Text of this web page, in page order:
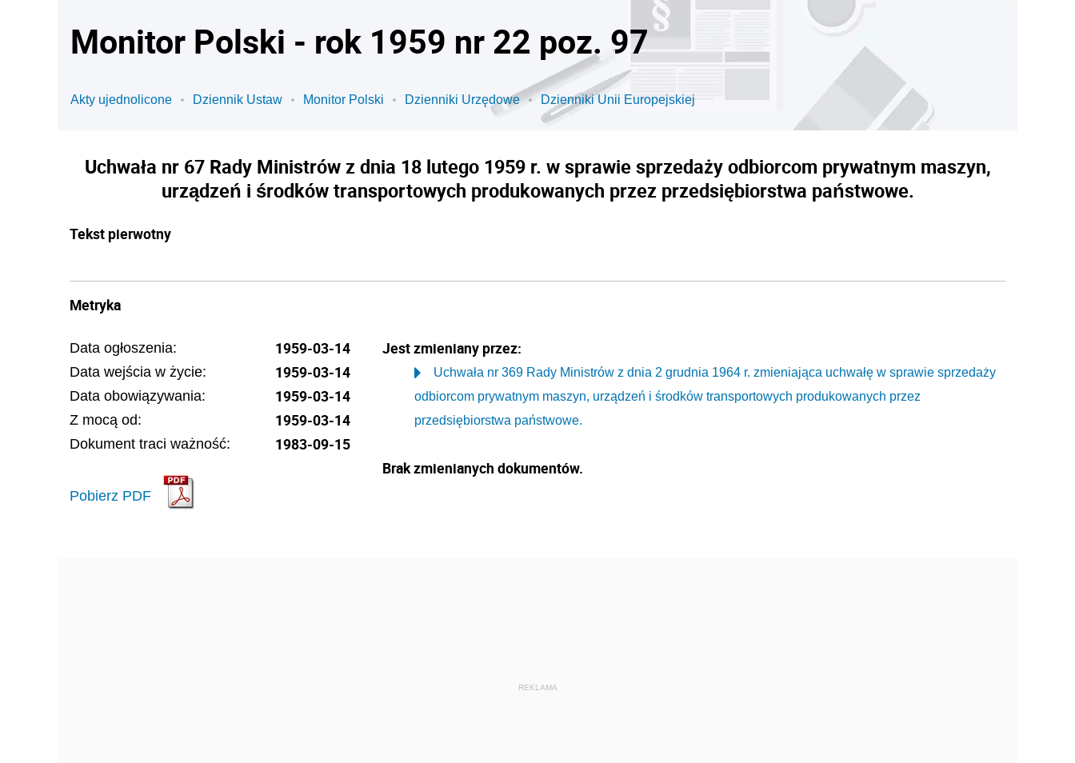
Monitor Polski - rok 1959 nr 22 poz. 97
Akty ujednolicone Dziennik Ustaw Monitor Polski Dzienniki Urzędowe Dzienniki Unii Europejskiej
Uchwała nr 67 Rady Ministrów z dnia 18 lutego 1959 r. w sprawie sprzedaży odbiorcom prywatnym maszyn,
urządzeń i środków transportowych produkowanych przez przedsiębiorstwa państwowe.
Tekst pierwotny
Metryka
Data ogłoszenia: 1959-03-14
Data wejścia w życie: 1959-03-14
Data obowiązywania: 1959-03-14
Z mocą od: 1959-03-14
Dokument traci ważność: 1983-09-15
Pobierz PDF
Jest zmieniany przez:
Uchwała nr 369 Rady Ministrów z dnia 2 grudnia 1964 r. zmieniająca uchwałę w sprawie sprzedaży
odbiorcom prywatnym maszyn, urządzeń i środków transportowych produkowanych przez
przedsiębiorstwa państwowe.
Brak zmienianych dokumentów.